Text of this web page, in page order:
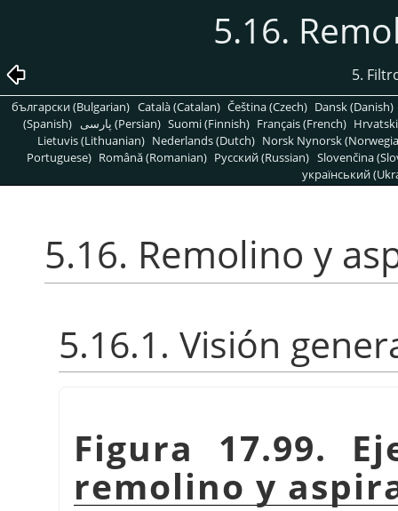
5.16.
5.
български (Bulgarian) Català (Catalan) Čeština (Czech) Dansk (Danish)
(Spanish)
پارسی (Persian) Suomi (Finnish) Français (French)
Lietuvis (Lithuanian) Nederlands (Dutch) Norsk Nynorsk
Portuguese) Română (Romanian) Pусский (Russian) Slovenčina
український
5.16. Remolino y
5.16.1. Visión
Figura 17.99.
remolino y